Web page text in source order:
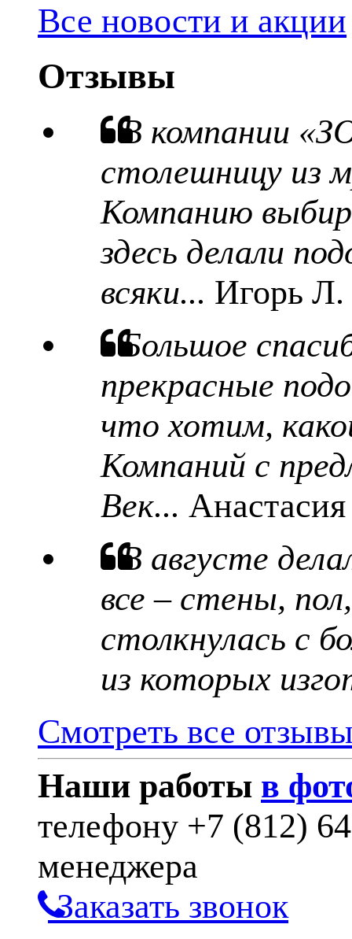
Все новости и акции
Отзывы
В компании
столешницу из
Компанию
здесь делали
всяки... Игорь Л.
Большое
прекрасные
что хотим,
Компаний с
Век...
В августе
все – стены,
столкнулась с
из которых
Смотреть все
Наши работы в
телефону +7 (812)
менеджера
Заказать звонок